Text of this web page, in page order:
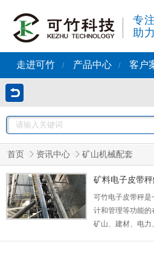
专
助
走进可竹 / 产品中心 / 客户
首页 资讯中心 矿山机械配套
矿料电子皮带
可竹电子皮带秤
计和管理等功能
矿山、建材、电力
称量和监测，可